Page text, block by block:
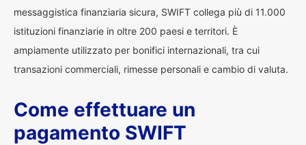
messaggistica finanziaria sicura, SWIFT collega più di 11.000
istituzioni finanziarie in oltre 200 paesi e territori. È
ampiamente utilizzato per bonifici internazionali, tra cui
transazioni commerciali, rimesse personali e cambio di valuta.
Come effettuare un
pagamento SWIFT